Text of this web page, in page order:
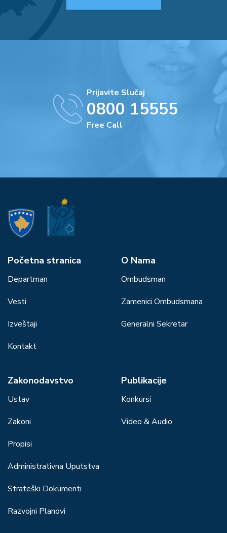
Prijavite Slučaj
0800 15555
Free Call
Početna stranica
Departman
Vesti
Izveštaji
Kontakt
О Nama
Ombudsman
Zamenici Ombudsmana
Generalni Sekretar
Zakonodavstvo
Ustav
Zakoni
Propisi
Administrativna Uputstva
Strateški Dokumenti
Razvojni Planovi
Publikacije
Konkursi
Video & Audio